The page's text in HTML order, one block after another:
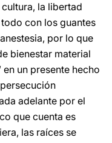
la libertad
con los guantes
por lo que
bienestar material
un presente hecho
adelante por el
que cuenta es
las raíces se